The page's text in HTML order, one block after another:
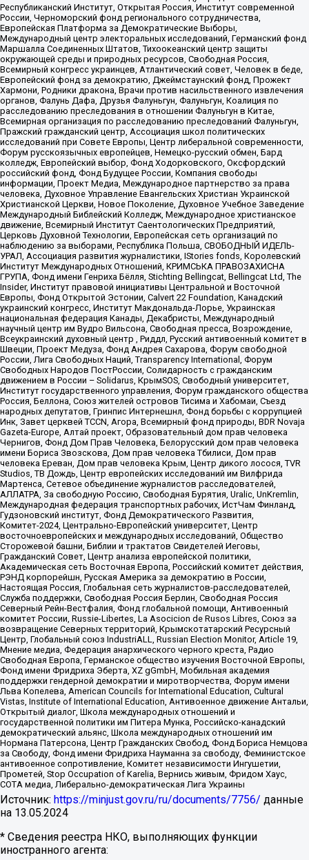
Республиканский Институт, Открытая Россия, Институт современной
России, Черноморский фонд регионального сотрудничества,
Европейская Платформа за Демократические Выборы,
Международный центр электоральных исследований, Германский фонд
Маршалла Соединенных Штатов, Тихоокеанский центр защиты
окружающей среды и природных ресурсов, Свободная Россия,
Всемирный конгресс украинцев, Атлантический совет, Человек в беде,
Европейский фонд за демократию, Джеймстаунский фонд, Прожект
Хармони, Родники дракона, Врачи против насильственного извлечения
органов, Фалунь Дафа, Друзья Фалуньгун, Фалуньгун, Коалиция по
расследованию преследования в отношении Фалуньгун в Китае,
Всемирная организация по расследованию преследований Фалуньгун,
Пражский гражданский центр, Ассоциация школ политических
исследований при Совете Европы, Центр либеральной современности,
Форум русскоязычных европейцев, Немецко-русский обмен, Бард
колледж, Европейский выбор, Фонд Ходорковского, Оксфордский
российский фонд, Фонд Будущее России, Компания свободы
информации, Проект Медиа, Международное партнерство за права
человека, Духовное Управление Евангельских Христиан Украинской
Христианской Церкви, Новое Поколение, Духовное Учебное Заведение
Международный Библейский Колледж, Международное христианское
движение, Всемирный Институт Саентологических Предприятий,
Церковь Духовной Технологии, Европейская сеть организаций по
наблюдению за выборами, Республика Польша, СВОБОДНЫЙ ИДЕЛЬ-
УРАЛ, Ассоциация развития журналистики, IStories fonds, Королевский
Институт Международных Отношений, КРИМСЬКА ПРАВОЗАХИСНА
ГРУПА, Фонд имени Генриха Бёлля, Stichting Bellingcat, Bellingcat Ltd, The
Insider, Институт правовой инициативы Центральной и Восточной
Европы, Фонд Открытой Эстонии, Calvert 22 Foundation, Канадский
украинский конгресс, Институт Макдональда-Лорье, Украинская
национальная федерация Канады, Декабристы, Международный
научный центр им Вудро Вильсона, Свободная пресса, Возрождение,
Всеукраинский духовный центр , Риддл, Русский антивоенный комитет в
Швеции, Проект Медуза, Фонд Андрея Сахарова, Форум свободной
России, Лига Свободных Наций, Transparеncy International, Форум
Свободных Народов ПостРоссии, Солидарность с гражданским
движением в России – Solidarus, КрымSOS, Свободный университет,
Институт государственного управления, Форум гражданского общества
Россия, Беллона, Союз жителей островов Тисима и Хабомаи, Съезд
народных депутатов, Гринпис Интернешнл, Фонд борьбы с коррупцией
Инк, Завет церквей TCCN, Агора, Всемирный фонд природы, BDR Novaja
Gazeta-Europe, Алтай проект, Образовательный дом прав человека
Чернигов, Фонд Дом Прав Человека, Белорусский дом прав человека
имени Бориса Звозскова, Дом прав человека Тбилиси, Дом прав
человека Ереван, Дом прав человека Крым, Центр дикого лосося, TVR
Studios, ТВ Дождь, Центр европейских исследований им Вилфрида
Мартенса, Сетевое объединение журналистов расследователей,
АЛЛАТРА, За свободную Россию, Свободная Бурятия, Uralic, UnKremlin,
Международная федерация транспортных рабочих, ИстЧам Финланд,
Гудзоновский институт, Фонд Демократического Развития,
Комитет-2024, Центрально-Европейский университет, Центр
восточноевропейских и международных исследований, Общество
Сторожевой башни, Библии и трактатов Свидетелей Иеговы,
Гражданский Совет, Центр анализа европейской политики,
Академическая сеть Восточная Европа, Российский комитет действия,
РЭНД корпорейшн, Русская Америка за демократию в России,
Настоящая Россия, Глобальная сеть журналистов-расследователей,
Служба поддержки, Свободная Россия Берлин, Свободная Россия
Северный Рейн-Вестфалия, Фонд глобальной помощи, Антивоенный
комитет России, Russie-Libertes, La Asocicion de Rusos Libres, Союз за
возвращение Северных территорий, Крымскотатарский Ресурсный
Центр, Глобальный союз IndustriALL, Russian Election Monitor, Article 19,
Мнение медиа, Федерация анархического черного креста, Радио
Свободная Европа, Германское общество изучения Восточной Европы,
Фонд имени Фридриха Эберта, XZ gGmbH, Мобильная академия
поддержки гендерной демократии и миротворчества, Форум имени
Льва Копелева, American Councils for International Education, Cultural
Vistas, Institute of International Education, Антивоенное движение Антальи,
Открытый диалог, Школа международных отношений и
государственной политики им Питера Мунка, Российско-канадский
демократический альянс, Школа международных отношений им
Нормана Патерсона, Центр Гражданских Свобод, Фонд Бориса Немцова
за Свободу, Фонд имени Фридриха Науманна за свободу, Феминистское
антивоенное сопротивление, Комитет независимости Ингушетии,
Прометей, Stop Occupation of Karelia, Вернись живым, Фридом Хаус,
СОТА медиа, Либерально-демократическая Лига Украины
Источник: https://minjust.gov.ru/ru/documents/7756/ данные
на 13.05.2024
* Сведения реестра НКО, выполняющих функции
иностранного агента: